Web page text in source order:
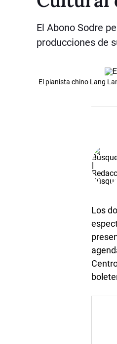
El Abono Sodre
producciones de
El pianista chino Lang
Los